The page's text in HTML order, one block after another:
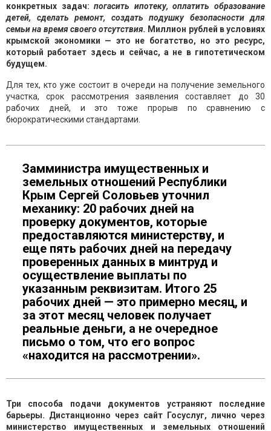
конкретных задач: погасить ипотеку, оплатить образование
детей, сделать ремонт, создать подушку безопасности для
семьи на время своего отсутствия. Миллион рублей в условиях
крымской экономики — это не богатство, но это ресурс,
который работает здесь и сейчас, а не в гипотетическом
будущем.
Для тех, кто уже состоит в очереди на получение земельного
участка, срок рассмотрения заявления составляет до 30
рабочих дней, и это тоже прорыв по сравнению с
бюрократическими стандартами.
Замминистра имущественных и
земельных отношений Республики
Крым Сергей Соловьев уточнил
механику: 20 рабочих дней на
проверку документов, которые
предоставляются министерству, и
еще пять рабочих дней на передачу
проверенных данных в минтруд и
осуществление выплаты по
указанным реквизитам. Итого 25
рабочих дней — это примерно месяц, и
за этот месяц человек получает
реальные деньги, а не очередное
письмо о том, что его вопрос
«находится на рассмотрении».
Три способа подачи документов устраняют последние
барьеры. Дистанционно через сайт Госуслуг, лично через
министерство имущественных и земельных отношений